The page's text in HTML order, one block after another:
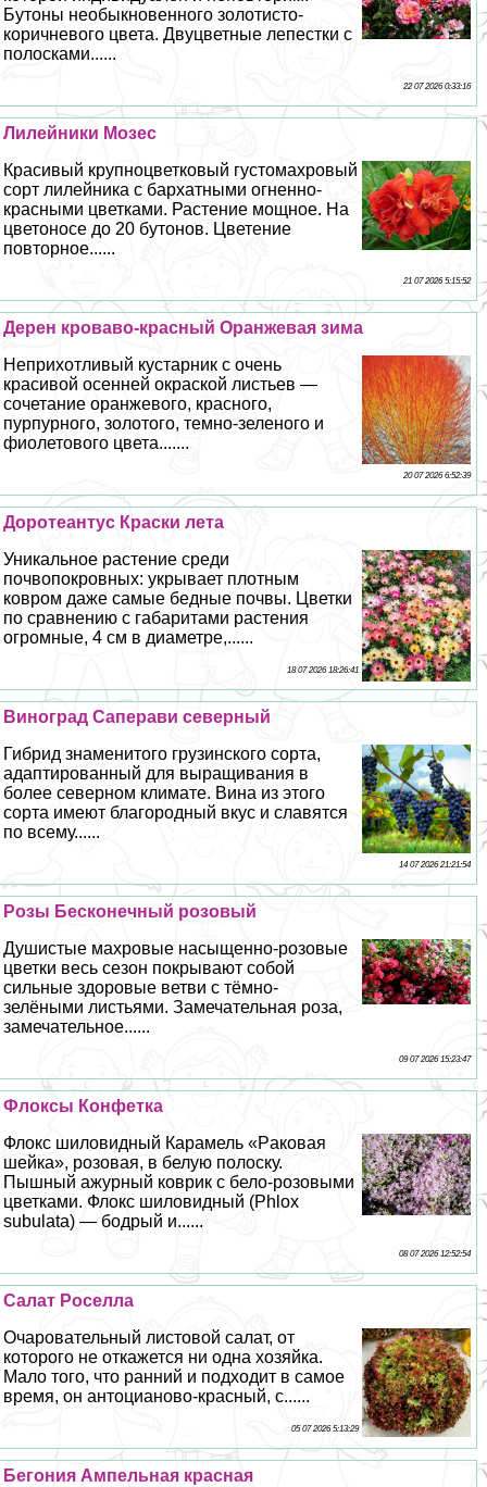
Бутоны необыкновенного золотисто-
коричневого цвета. Двуцветные лепестки с
полосками......
22 07 2026 0:33:16
Лилейники Мозес
Красивый крупноцветковый густомахровый
сорт лилейника с бархатными огненно-
красными цветками. Растение мощное. На
цветоносе до 20 бутонов. Цветение
повторное......
21 07 2026 5:15:52
Дерен кроваво-красный Оранжевая зима
Неприхотливый кустарник с очень
красивой осенней окраской листьев —
сочетание оранжевого, красного,
пурпурного, золотого, темно-зеленого и
фиолетового цвета.......
20 07 2026 6:52:39
Доротеантус Краски лета
Уникальное растение среди
почвопокровных: укрывает плотным
ковром даже самые бедные почвы. Цветки
по сравнению с габаритами растения
огромные, 4 см в диаметре,......
18 07 2026 18:26:41
Виноград Саперави северный
Гибрид знаменитого грузинского сорта,
адаптированный для выращивания в
более северном климате. Вина из этого
сорта имеют благородный вкус и славятся
по всему......
14 07 2026 21:21:54
Розы Бесконечный розовый
Душистые махровые насыщенно-розовые
цветки весь сезон покрывают собой
сильные здоровые ветви с тёмно-
зелёными листьями. Замечательная роза,
замечательное......
09 07 2026 15:23:47
Флоксы Конфетка
Флокс шиловидный Карамель «Paковая
шейка», розовая, в белую полоску.
Пышный ажурный коврик с бело-розовыми
цветками. Флокс шиловидный (Phlox
subulata) — бодрый и......
08 07 2026 12:52:54
Салат Роселла
Очаровательный листовой салат, от
которого не откажется ни одна хозяйка.
Мало того, что ранний и подходит в самое
время, он антоцианово-красный, с......
05 07 2026 5:13:29
Бегония Ампельная красная